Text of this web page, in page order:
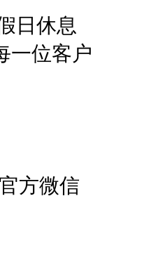
日休息
一位客户
方微信